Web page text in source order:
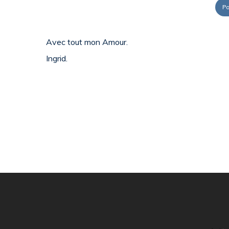
Avec tout mon Amour.
Ingrid.